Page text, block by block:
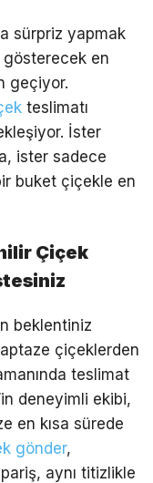
sürpriz yapmak
gösterecek en
geçiyor.
teslimatı
İster
ister sadece
buket çiçekle en
Çiçek
beklentiniz
çiçeklerden
teslimat
deneyimli ekibi,
en kısa sürede
gönder,
aynı titizlikle